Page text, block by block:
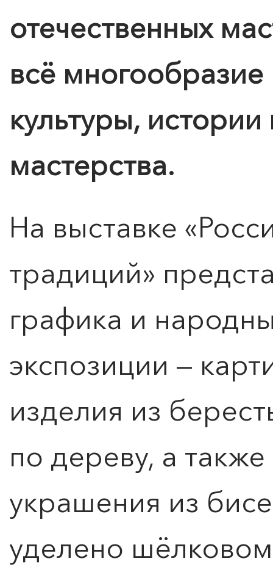
отечественных
всё многообразие
культуры,
мастерства.
На выставке
традиций»
графика и
экспозиции —
изделия из
по дереву, а
украшения из
уделено